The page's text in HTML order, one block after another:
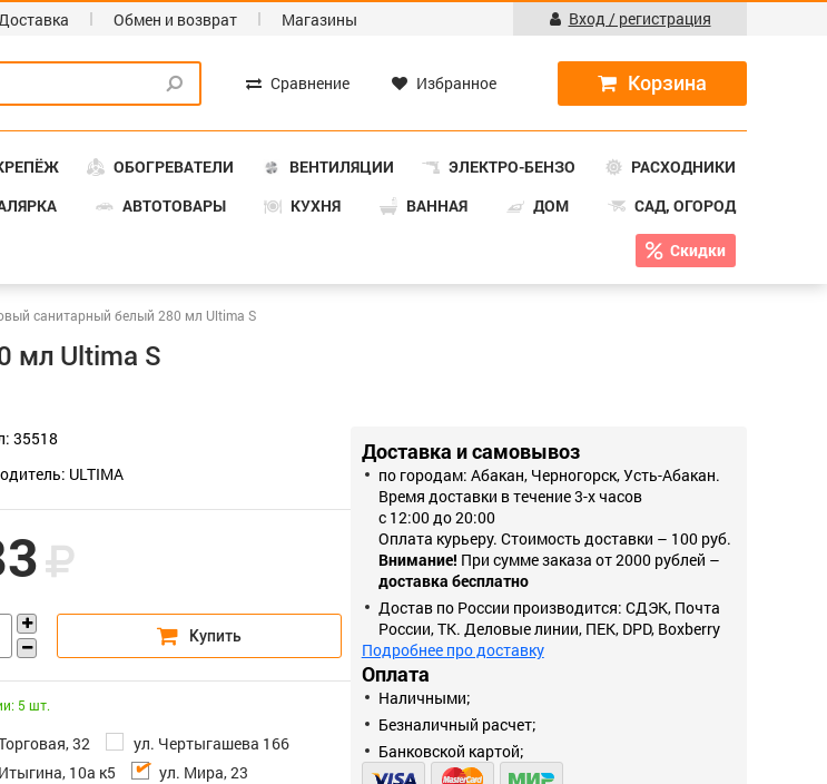
Доставка Обмен и возврат Магазины Вход / регистрация
Сравнение Избранное
ОБОГРЕВАТЕЛИ ВЕНТИЛЯЦИИ ЭЛЕКТРО-БЕНЗО
РАСХОДНИКИ
АВТОТОВАРЫ КУХНЯ ВАННАЯ ДОМ САД, ОГОРОД
Скидки
санитарный белый 280 мл Ultima S
мл Ultima S
35518
ULTIMA
5 шт.
32
ул. Чертыгашева 166
10а к5
ул. Мира, 23
Доставка и самовывоз
по городам: Абакан, Черногорск, Усть-Абакан.
Время доставки в течение 3-х часов
с 12:00 до 20:00
Оплата курьеру. Стоимость доставки – 100 руб.
Внимание! При сумме заказа от 2000 рублей –
доставка бесплатно
Достав по России производится: СДЭК, Почта
России, ТК. Деловые линии, ПЕК, DPD, Boxberry
Подробнее про доставку
Оплата
Наличными;
Безналичный расчет;
Банковской картой;